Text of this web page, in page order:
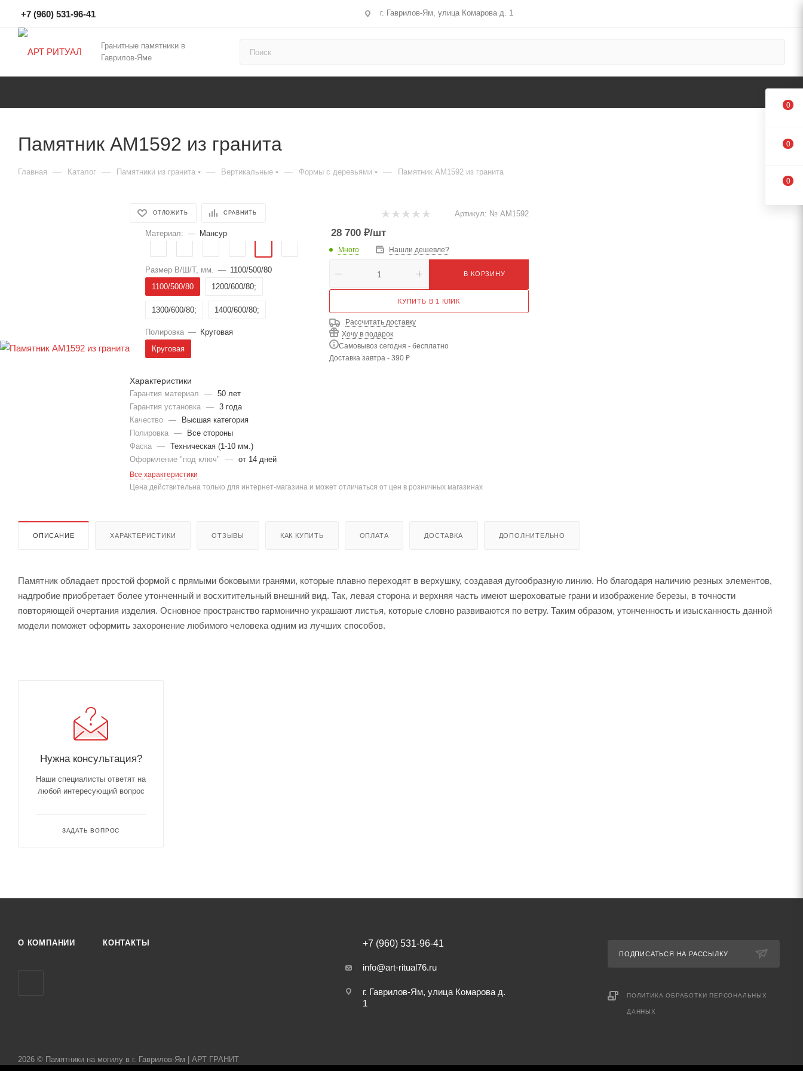
+7 (960) 531-96-41 г. Гаврилов-Ям, улица Комарова д. 1
Гранитные памятники в
Гаврилов-Яме
Памятник AM1592 из гранита
Главная — Каталог — Памятники из гранита — Вертикальные — Формы с деревьями — Памятник AM1592 из гранита
ОТЛОЖИТЬ СРАВНИТЬ Артикул: № AM1592
Материал: — Мансур
Размер В/Ш/Т, мм. — 1100/500/80
1100/500/80
1200/600/80;
1300/600/80; 1400/600/80;
Полировка — Круговая
Круговая
Характеристики
Гарантия материал — 50 лет
Гарантия установка — 3 года
Качество —
Высшая категория
Полировка —
Все стороны
Фаска — Техническая (1-10 мм.)
Оформление "под ключ"
— от 14 дней
Все характеристики
28 700 ₽/шт
Много Нашли дешевле?
В КОРЗИНУ
КУПИТЬ В 1 КЛИК
Рассчитать доставку
Хочу в подарок
Самовывоз сегодня - бесплатно
Доставка завтра - 390 ₽
Цена действительна только для интернет-магазина и может отличаться от цен в розничных магазинах
ОПИСАНИЕ ХАРАКТЕРИСТИКИ ОТЗЫВЫ КАК КУПИТЬ ОПЛАТА ДОСТАВКА ДОПОЛНИТЕЛЬНО
Памятник обладает простой формой с прямыми боковыми гранями, которые плавно переходят в верхушку, создавая дугообразную линию. Но благодаря наличию резных элементов,
надгробие приобретает более утонченный и восхитительный внешний вид. Так, левая сторона и верхняя часть имеют шероховатые грани и изображение березы, в точности
повторяющей очертания изделия. Основное пространство гармонично украшают листья, которые словно развиваются по ветру. Таким образом, утонченность и изысканность данной
модели поможет оформить захоронение любимого человека одним из лучших способов.
Нужна консультация?
Наши специалисты ответят на
любой интересующий вопрос
ЗАДАТЬ ВОПРОС
О КОМПАНИИ КОНТАКТЫ +7 (960) 531-96-41
info@art-ritual76.ru
г. Гаврилов-Ям, улица Комарова д.
1
ПОДПИСАТЬСЯ НА РАССЫЛКУ
ПОЛИТИКА ОБРАБОТКИ ПЕРСОНАЛЬНЫХ
ДАННЫХ
2026 © Памятники на могилу в г. Гаврилов-Ям | АРТ ГРАНИТ
0
0
0